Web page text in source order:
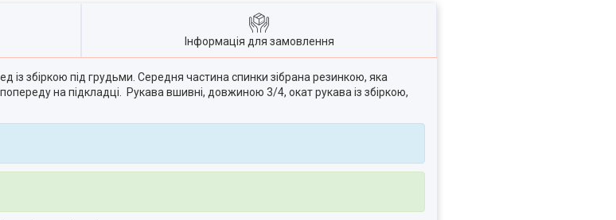
Інформація для замовлення
із збіркою під грудьми. Середня частина спинки зібрана резинкою, яка
на підкладці. Рукава вшивні, довжиною 3/4, окат рукава із збіркою,